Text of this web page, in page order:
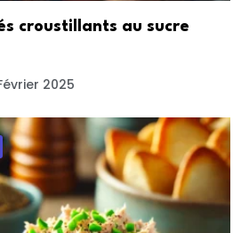
croustillants au sucre
2025